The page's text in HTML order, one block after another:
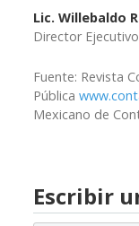
Lic. Willebaldo
Director
Fuente: Revista
Pública
Mexicano de
Escribir